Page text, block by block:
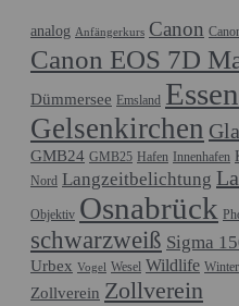
analog Anfängerkurs Canon
Canon EOS 7D
Dümmersee Emsland Essen
Gelsenkirchen
GMB24 GMB25 Hafen Innenhafen
Nord Langzeitbelichtung
Objektiv Osnabrück
schwarzweiß Sigma
Urbex Vogel Wesel Wildlife Winter
Zollverein Zollverein